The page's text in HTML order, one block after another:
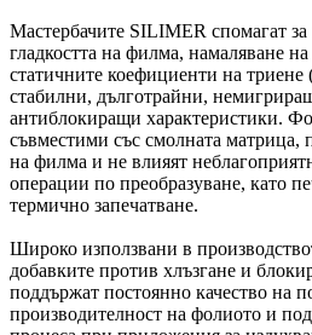
Мастербачите SILIMER спомагат
гладкостта на филма, намаляване
статичните коефициенти на триене
стабилни, дълготрайни,
антиблокиращи характеристики.
съвместими със смолната матрица,
на филма и не влияят
операции по преобразуване, като
термично запечатване.
Широко използвани в
добавките против хлъзгане и
поддържат постоянно качество на
производителност на фолиото и